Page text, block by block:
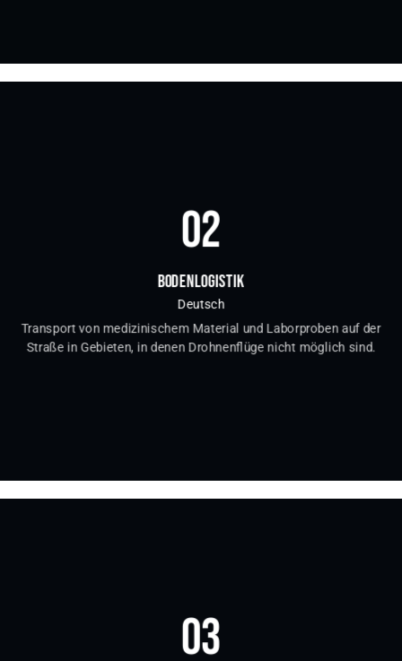
02
BODENLOGISTIK
Deutsch
Transport von medizinischem Material und Laborproben auf der
Straße in Gebieten, in denen Drohnenflüge nicht möglich sind.
03